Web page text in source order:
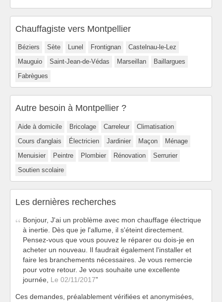
Chauffagiste vers Montpellier
Béziers Sète Lunel Frontignan
Castelnau-le-Lez
Mauguio
Saint-Jean-de-Védas Marseillan
Baillargues
Fabrègues
Autre besoin à Montpellier ?
Aide à domicile Bricolage Carreleur
Climatisation
Cours d'anglais
Électricien Jardinier Maçon
Ménage
Menuisier
Peintre Plombier Rénovation
Serrurier
Soutien scolaire
Les dernières recherches
Bonjour, J'ai un problème avec mon chauffage électrique
à inertie. Dès que je l'allume, il s'éteint directement.
Pensez-vous que vous pouvez le réparer ou dois-je en
acheter un nouveau. Il faudrait également l'installer et
faire les branchements nécessaires. Je vous remercie
pour votre retour. Je vous souhaite une excellente
journée, Le 02/11/2017
Ces demandes, préalablement vérifiées et anonymisées,